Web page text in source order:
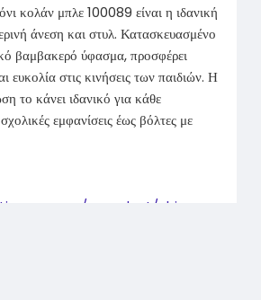
κολάν μπλε 100089 είναι η ιδανική
άνεση και στυλ. Κατασκευασμένο
βαμβακερό ύφασμα, προσφέρει
ευκολία στις κινήσεις των παιδιών. Η
το κάνει ιδανικό για κάθε
εμφανίσεις έως βόλτες με
pro....duct/chicco-